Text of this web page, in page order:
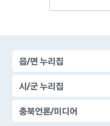
읍/면 누리집
시/군 누리집
충북언론/미디어